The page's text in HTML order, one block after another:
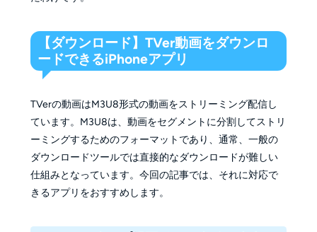
【ダウンロード】TVer動画をダウンロ
ードできるiPhoneアプリ
TVerの動画はM3U8形式の動画をストリーミング配信し
ています。M3U8は、動画をセグメントに分割してストリ
ーミングするためのフォーマットであり、通常、一般の
ダウンロードツールでは直接的なダウンロードが難しい
仕組みとなっています。今回の記事では、それに対応で
きるアプリをおすすめします。